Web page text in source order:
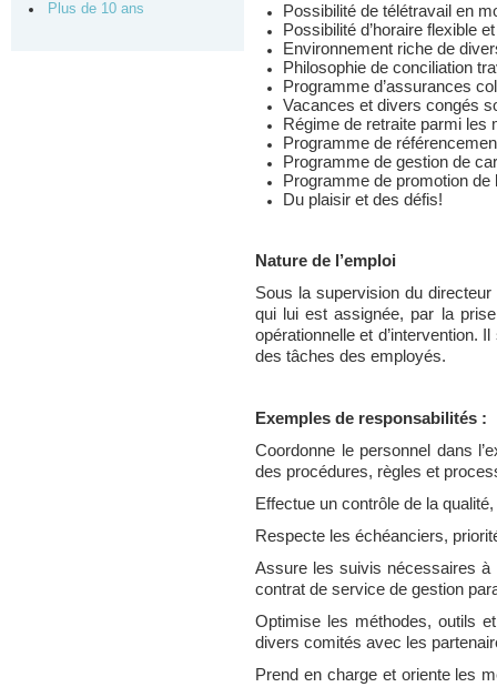
Plus de 10 ans
Possibilité de télétravail en
Possibilité d’horaire flexible
Environnement riche de
Philosophie de conciliation
Programme d’assurances
Vacances et divers congés
Régime de retraite parmi les
Programme de
Programme de gestion de
Programme de promotion
Du plaisir et des défis!
Nature de l’emploi
Sous la supervision du
qui lui est assignée, par la
opérationnelle et d’intervention.
des tâches des employés.
Exemples de responsabilités :
Coordonne le personnel dans
des procédures, règles et
Effectue un contrôle de la
Respecte les échéanciers,
Assure les suivis nécessaires à
contrat de service de gestion
Optimise les méthodes, outils
divers comités avec les
Prend en charge et oriente les